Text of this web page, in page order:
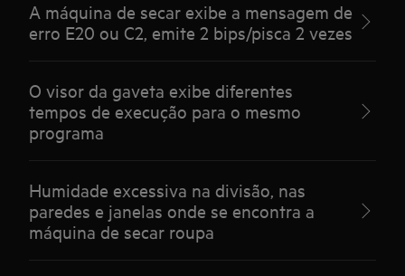
A máquina de secar exibe a mensagem de
erro E20 ou C2, emite 2 bips/pisca 2 vezes
O visor da gaveta exibe diferentes
tempos de execução para o mesmo
programa
Humidade excessiva na divisão, nas
paredes e janelas onde se encontra a
máquina de secar roupa